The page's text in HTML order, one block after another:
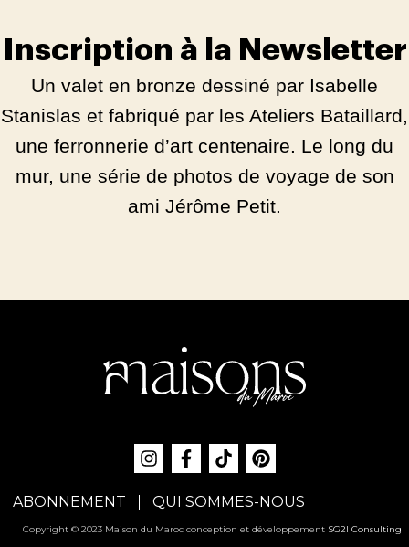
Inscription à la Newsletter
Un valet en bronze dessiné par Isabelle
Stanislas et fabriqué par les Ateliers Bataillard,
une ferronnerie d’art centenaire. Le long du
mur, une série de photos de voyage de son
ami Jérôme Petit.
ABONNEMENT QUI SOMMES-NOUS
Copyright © 2023 Maison du Maroc conception et développement SG2I Consulting